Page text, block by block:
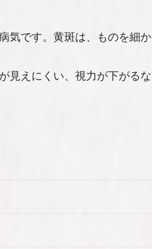
気です。黄斑は、ものを細か
見えにくい、視力が下がるな